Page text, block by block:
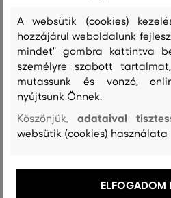
PÓLÓ GANT REG SHIELD SS T-SHIRT
+7 19 990 Ft
Elérhető méretek:
XL XXL +3 további
A websütik (cookies)
hozzájárul weboldalunk
mindet" gombra kattintva
személyre szabott
mutassunk és vonzó,
nyújtsunk Önnek.
Köszönjük,adataival
websütik (cookies) használata
ELFOGADOM